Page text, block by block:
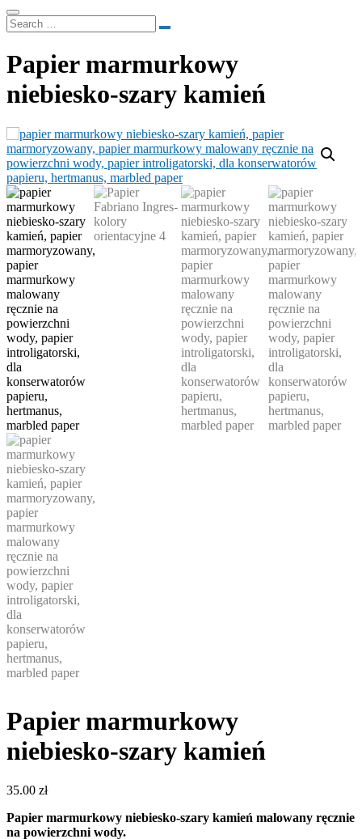
Papier marmurkowy
niebiesko-szary kamień
Papier marmurkowy
niebiesko-szary kamień
35.00 zł
Papier marmurkowy niebiesko-szary kamień malowany ręcznie
na powierzchni wody.